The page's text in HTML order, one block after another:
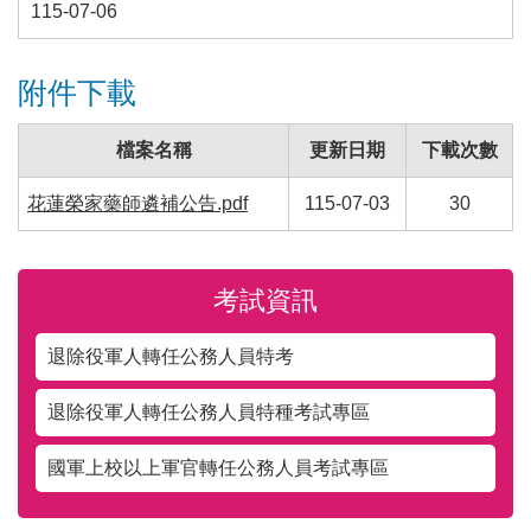
115-07-06
附件下載
檔案名稱 更新日期 下載次數
花蓮榮家藥師遴補公告.pdf 115-07-03 30
考試資訊
退除役軍人轉任公務人員特考
退除役軍人轉任公務人員特種考試專區
國軍上校以上軍官轉任公務人員考試專區